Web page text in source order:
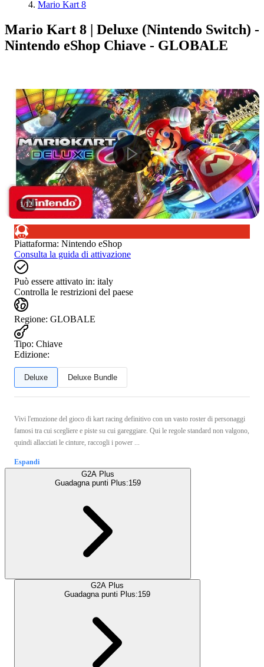
Mario Kart 8
Mario Kart 8 | Deluxe (Nintendo Switch) -
Nintendo eShop Chiave - GLOBALE
1/12
Piattaforma: Nintendo eShop
Consulta la guida di attivazione
Può essere attivato in: italy
Controlla le restrizioni del paese
Regione: GLOBALE
Tipo: Chiave
Edizione:
Deluxe Deluxe Bundle
Vivi l'emozione del gioco di kart racing definitivo con un vasto roster di personaggi
famosi tra cui scegliere e piste su cui gareggiare. Qui le regole standard non valgono,
quindi allacciati le cinture, raccogli i power ...
Espandi
G2A Plus
Guadagna punti Plus:159
G2A Plus
Guadagna punti Plus:159